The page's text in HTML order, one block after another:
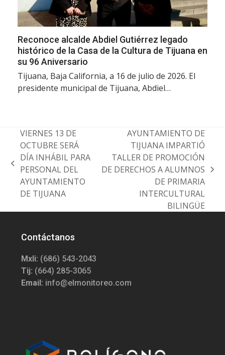
Reconoce alcalde Abdiel Gutiérrez legado
histórico de la Casa de la Cultura de Tijuana en
su 96 Aniversario
Tijuana, Baja California, a 16 de julio de 2026. El
presidente municipal de Tijuana, Abdiel…
previous
post:
VIERNES 13 DE
OCTUBRE SERÁ
DÍA INHÁBIL PARA
PERSONAL DEL
AYUNTAMIENTO
DE TIJUANA
next
AYUNTAMIENTO DE
TIJUANA IMPARTIÓ
TALLER DE PROMOCIÓN
DE DERECHOS A ALUMNOS
DE PRIMARIA
INTERCULTURAL
BILINGÜE
Contáctanos
Mxli: (686) 543-2043
Tij: (664) 285-3065
Email: info@elmonitoreo.com